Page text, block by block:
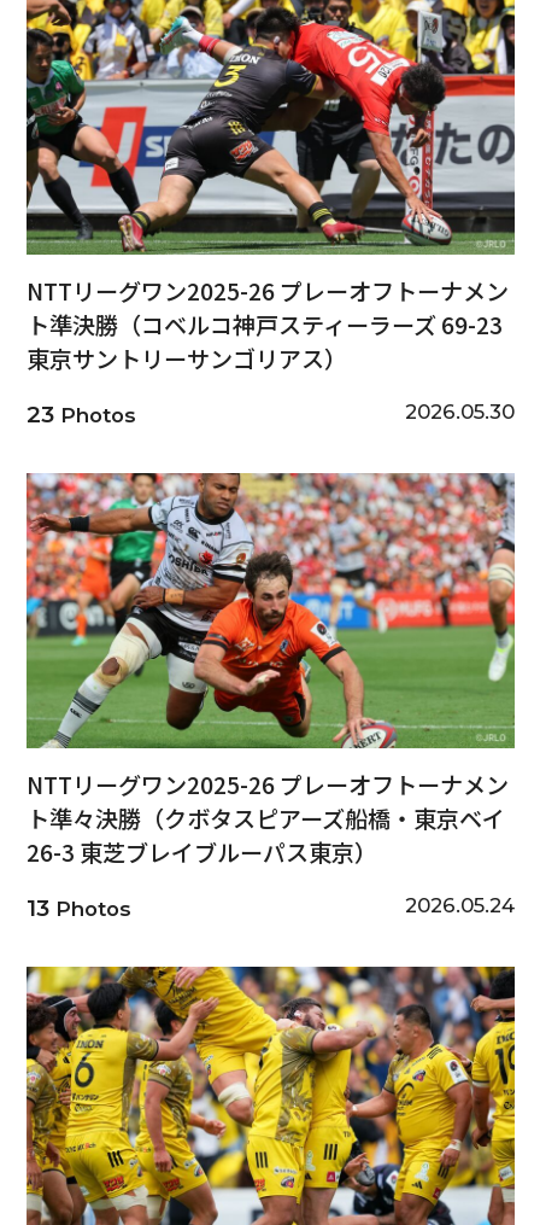
NTTリーグワン2025-26 プレーオフトーナメン
ト準決勝（コベルコ神戸スティーラーズ 69-23
東京サントリーサンゴリアス）
23Photos 2026.05.30
NTTリーグワン2025-26 プレーオフトーナメン
ト準々決勝（クボタスピアーズ船橋・東京ベイ
26-3 東芝ブレイブルーパス東京）
13Photos 2026.05.24